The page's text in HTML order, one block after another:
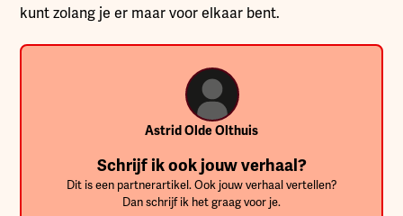
kunt zolang je er maar voor elkaar bent.
Astrid Olde Olthuis
Schrijf ik ook jouw verhaal?
Dit is een partnerartikel. Ook jouw verhaal vertellen?
Dan schrijf ik het graag voor je.